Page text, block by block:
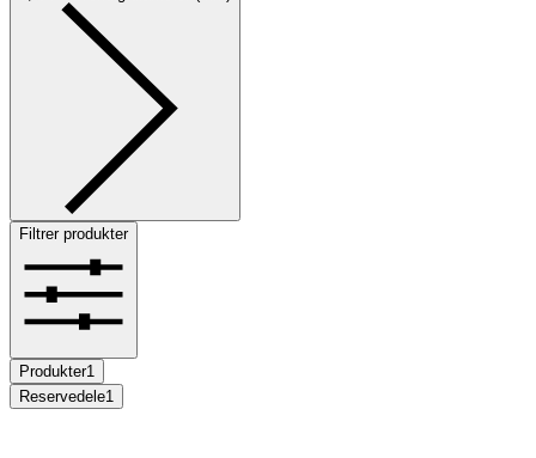
Filtrer produkter
Produkter1
Reservedele1